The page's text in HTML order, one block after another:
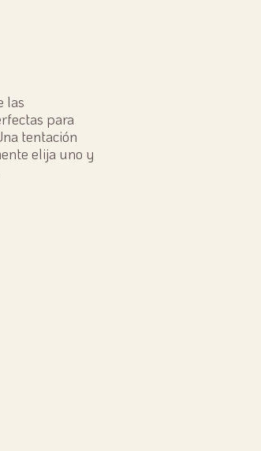
las
para
tentación
elija uno y